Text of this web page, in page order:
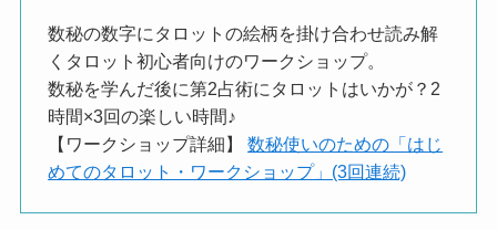
数秘の数字にタロットの絵柄を掛け合わせ読み解
くタロット初心者向けのワークショップ。
数秘を学んだ後に第2占術にタロットはいかが？2
時間×3回の楽しい時間♪
【ワークショップ詳細】数秘使いのための「はじ
めてのタロット・ワークショップ」(3回連続)